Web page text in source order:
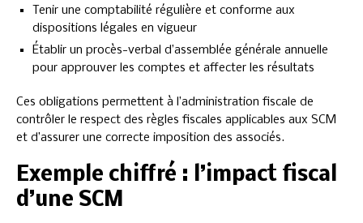
Tenir une comptabilité régulière et conforme aux
dispositions légales en vigueur
Établir un procès-verbal d’assemblée générale annuelle
pour approuver les comptes et affecter les résultats
Ces obligations permettent à l’administration fiscale de
contrôler le respect des règles fiscales applicables aux SCM
et d’assurer une correcte imposition des associés.
Exemple chiffré : l’impact fiscal
d’une SCM